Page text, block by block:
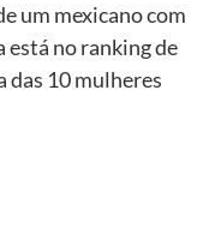
um mexicano com
está no ranking de
das 10 mulheres